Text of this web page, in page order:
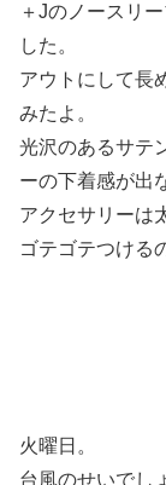
＋Jのノースリ
した。
アウトにして長
みたよ。
光沢のあるサテ
ーの下着感が出
アクセサリーは
ゴテゴテつける
火曜日。
台風のせいでし